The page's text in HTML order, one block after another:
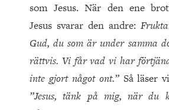
som Jesus. När den ene
Jesus svarar den andre:
Gud, du som är under samma
rättvis. Vi får vad vi har
inte gjort något ont.” Så läser
”Jesus, tänk på mig, när du